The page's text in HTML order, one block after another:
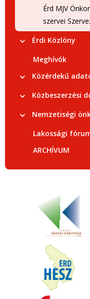
Érd MJV
szervei
Érdi Közlöny
Meghívók
Közérdekű
Közbeszerzési
Nemzetiségi
Lakossági
ARCHÍVUM